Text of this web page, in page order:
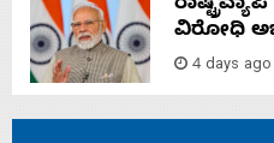
ವಿರೋಧಿ
4 days